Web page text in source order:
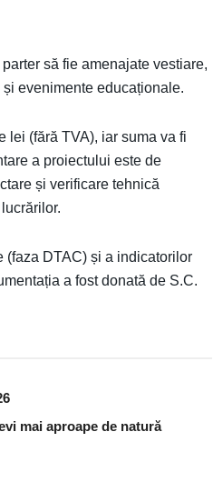
să fie amenajate vestiare,
evenimente educaționale.
lei (fără TVA), iar suma va fi
a proiectului este de
și verificare tehnică
(faza DTAC) și a indicatorilor
a fost donată de S.C.
mai aproape de natură